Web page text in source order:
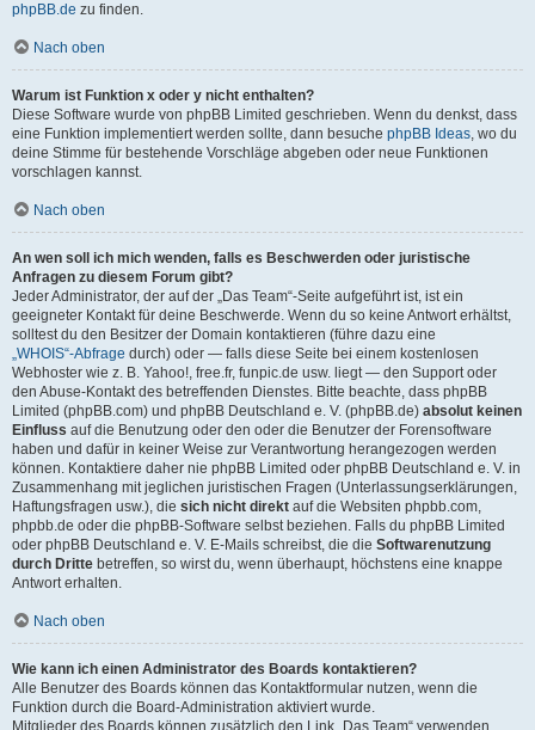
phpBB.de zu finden.
Nach oben
Warum ist Funktion x oder y nicht enthalten?
Diese Software wurde von phpBB Limited geschrieben. Wenn du denkst, dass
eine Funktion implementiert werden sollte, dann besuche phpBB Ideas, wo du
deine Stimme für bestehende Vorschläge abgeben oder neue Funktionen
vorschlagen kannst.
Nach oben
An wen soll ich mich wenden, falls es Beschwerden oder juristische
Anfragen zu diesem Forum gibt?
Jeder Administrator, der auf der „Das Team“-Seite aufgeführt ist, ist ein
geeigneter Kontakt für deine Beschwerde. Wenn du so keine Antwort erhältst,
solltest du den Besitzer der Domain kontaktieren (führe dazu eine
„WHOIS“-Abfrage durch) oder — falls diese Seite bei einem kostenlosen
Webhoster wie z. B. Yahoo!, free.fr, funpic.de usw. liegt — den Support oder
den Abuse-Kontakt des betreffenden Dienstes. Bitte beachte, dass phpBB
Limited (phpBB.com) und phpBB Deutschland e. V. (phpBB.de) absolut keinen
Einfluss auf die Benutzung oder den oder die Benutzer der Forensoftware
haben und dafür in keiner Weise zur Verantwortung herangezogen werden
können. Kontaktiere daher nie phpBB Limited oder phpBB Deutschland e. V. in
Zusammenhang mit jeglichen juristischen Fragen (Unterlassungserklärungen,
Haftungsfragen usw.), die sich nicht direkt auf die Websiten phpbb.com,
phpbb.de oder die phpBB-Software selbst beziehen. Falls du phpBB Limited
oder phpBB Deutschland e. V. E-Mails schreibst, die die Softwarenutzung
durch Dritte betreffen, so wirst du, wenn überhaupt, höchstens eine knappe
Antwort erhalten.
Nach oben
Wie kann ich einen Administrator des Boards kontaktieren?
Alle Benutzer des Boards können das Kontaktformular nutzen, wenn die
Funktion durch die Board-Administration aktiviert wurde.
Mitglieder des Boards können zusätzlich den Link „Das Team“ verwenden.